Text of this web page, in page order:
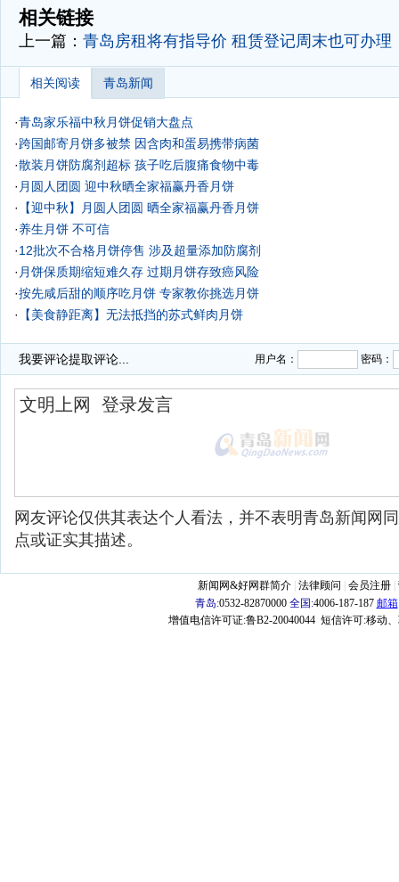
相关链接
上一篇： 青岛房租将有指导价 租赁登记周末也可办理
相关阅读 青岛新闻
·青岛家乐福中秋月饼促销大盘点
·跨国邮寄月饼多被禁 因含肉和蛋易携带病菌
·散装月饼防腐剂超标 孩子吃后腹痛食物中毒
· 月圆人团圆 迎中秋晒全家福赢丹香月饼
·
【迎中秋】月圆人团圆 晒全家福赢丹香月饼
·养生月饼 不可信
·12批次不合格月饼停售 涉及超量添加防腐剂
· 月饼保质期缩短难久存 过期月饼存致癌风险
·按先咸后甜的顺序吃月饼 专家教你挑选月饼
·
【美食静距离】无法抵挡的苏式鲜肉月饼
我要评论提取评论... 用户名： 密码：
网友评论仅供其表达个人看法，并不表明青岛新闻网
点或证实其描述。